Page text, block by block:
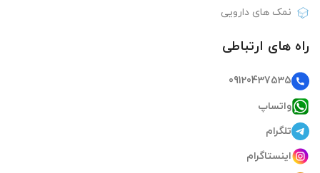
نمک های دارویی
راه های ارتباطی
09120437535
واتساپ
تلگرام
اینستاگرام